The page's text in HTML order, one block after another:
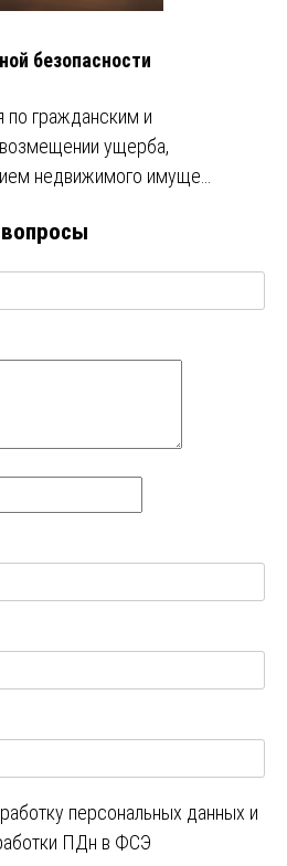
безопасности
по гражданским и
ущерба,
недвижимого имуще…
персональных данных и
ПДн в ФСЭ